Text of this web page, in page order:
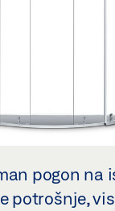
pogon na
potrošnje,